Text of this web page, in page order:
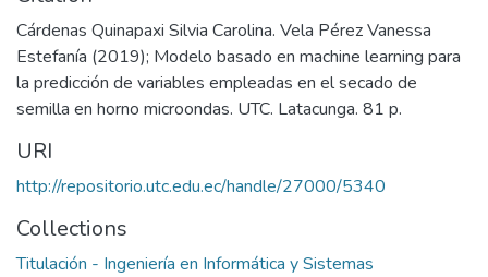
Cárdenas Quinapaxi Silvia Carolina. Vela Pérez Vanessa
Estefanía (2019); Modelo basado en machine learning para
la predicción de variables empleadas en el secado de
semilla en horno microondas. UTC. Latacunga. 81 p.
URI
http://repositorio.utc.edu.ec/handle/27000/5340
Collections
Titulación - Ingeniería en Informática y Sistemas